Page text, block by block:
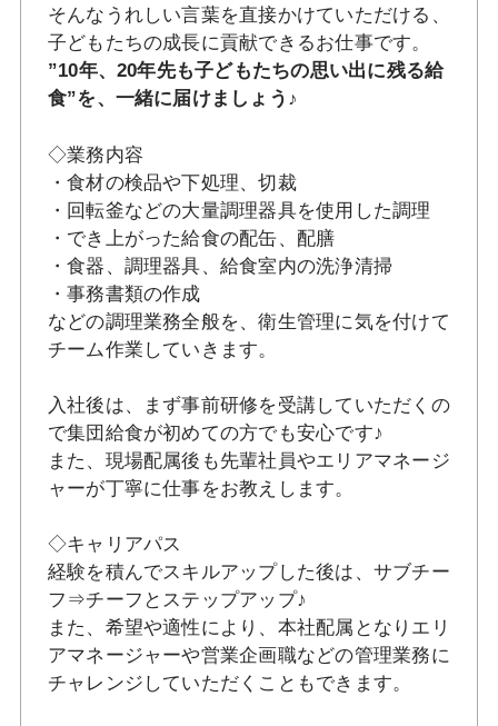
そんなうれしい言葉を直接かけていただける、
子どもたちの成長に貢献できるお仕事です。
”10年、20年先も子どもたちの思い出に残る給
食”を、一緒に届けましょう♪
◇業務内容
・食材の検品や下処理、切裁
・回転釜などの大量調理器具を使用した調理
・でき上がった給食の配缶、配膳
・食器、調理器具、給食室内の洗浄清掃
・事務書類の作成
などの調理業務全般を、衛生管理に気を付けて
チーム作業していきます。
入社後は、まず事前研修を受講していただくの
で集団給食が初めての方でも安心です♪
また、現場配属後も先輩社員やエリアマネージ
ャーが丁寧に仕事をお教えします。
◇キャリアパス
経験を積んでスキルアップした後は、サブチー
フ⇒チーフとステップアップ♪
また、希望や適性により、本社配属となりエリ
アマネージャーや営業企画職などの管理業務に
チャレンジしていただくこともできます。